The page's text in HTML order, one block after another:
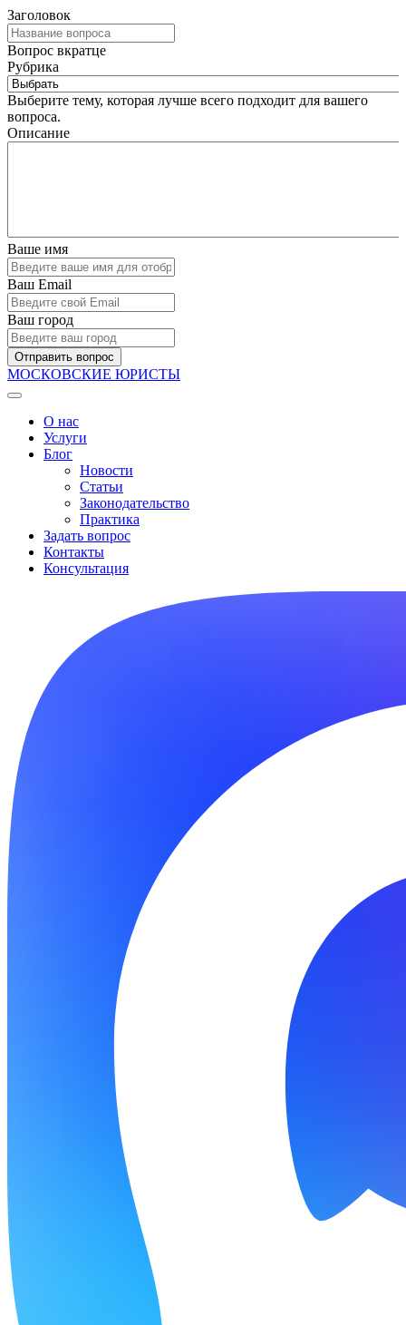
Заголовок
Вопрос вкратце
Рубрика
Выберите тему, которая лучше всего подходит для вашего
вопроса.
Описание
Ваше имя
Ваш Email
Ваш город
Отправить вопрос
МОСКОВСКИЕ ЮРИСТЫ
О нас
Услуги
Блог
Новости
Статьи
Законодательство
Практика
Задать вопрос
Контакты
Консультация